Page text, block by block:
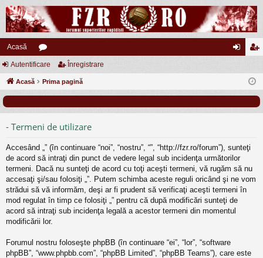
Acasă
or
u eg
Autentificare Înregistrare
Acasă Prima pagină
- Termeni de utilizare
Accesând „” (în continuare “noi”, “nostru”, “”, “http://fzr.ro/forum”), sunteţi
de acord să intraţi din punct de vedere legal sub incidenţa următorilor
termeni. Dacă nu sunteţi de acord cu toţi aceşti termeni, vă rugăm să nu
accesaţi şi/sau folosiţi „”. Putem schimba aceste reguli oricând şi ne vom
strădui să vă informăm, deşi ar fi prudent să verificaţi aceşti termeni în
mod regulat în timp ce folosiţi „” pentru că după modificări sunteţi de
acord să intraţi sub incidenţa legală a acestor termeni din momentul
modificării lor.
Forumul nostru foloseşte phpBB (în continuare “ei”, “lor”, “software
phpBB”, “www.phpbb.com”, “phpBB Limited”, “phpBB Teams”), care este